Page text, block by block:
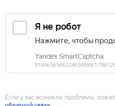
Если у вас возникли проблемы,